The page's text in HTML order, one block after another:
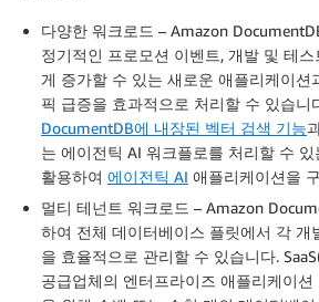
다양한 워크로드 – Amazon
정기적인 프로모션 이벤트, 개발 및 테
게 증가할 수 있는 새로운 애플리케이션
픽 급증을 효과적으로 처리할 수 있습니
DocumentDB에 내장된 벡터 검색 기능
는 에이전틱 AI 워크플로를 처리할 수
활용하여 에이전틱 AI 애플리케이션을
멀티 테넌트 워크로드 – Amazon
하여 전체 데이터베이스 플릿에서 각 개
을 효율적으로 관리할 수 있습니다.
공급업체의 엔터프라이즈 애플리케이